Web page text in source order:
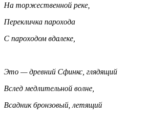
На торжественной реке,
Перекличка парохода
С пароходом вдалеке,
Это — древний Сфинкс, глядящий
Вслед медлительной волне,
Всадник бронзовый, летящий